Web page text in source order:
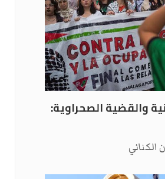
والقضية الصحراوية:
الكناني